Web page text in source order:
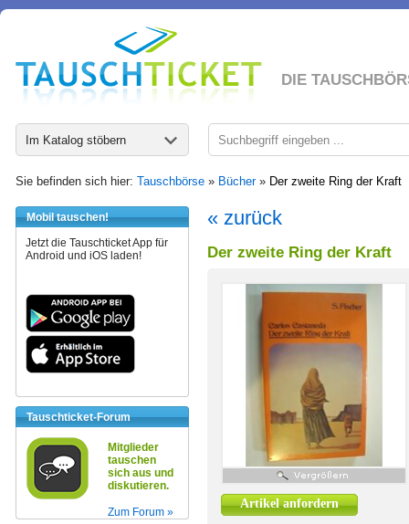
DIE
Im Katalog stöbern
Sie befinden sich hier: Tauschbörse » Bücher» Der zweite Ring der Kraft
Mobil tauschen!
Jetzt die Tauschticket App für
Android und iOS laden!
Tauschticket-Forum
Mitglieder
tauschen
sich aus und
diskutieren.
Zum Forum »
« zurück
Der zweite Ring der Kraft
Artikel anfordern